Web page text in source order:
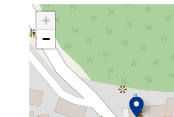
+
−